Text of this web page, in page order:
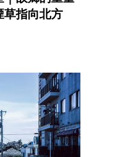
指向北方